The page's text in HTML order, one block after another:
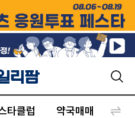
타클럽 약국매매 커